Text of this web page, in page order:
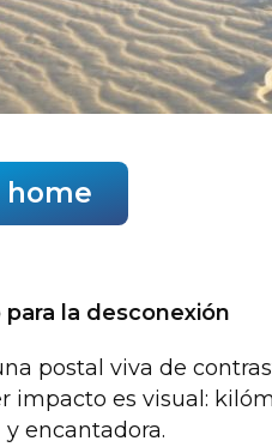
home
la desconexión
postal viva de
impacto es visual:
encantadora.